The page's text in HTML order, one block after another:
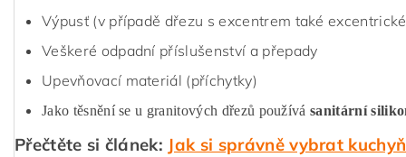
Výpusť (v případě dřezu s excentrem také
Veškeré odpadní příslušenství a přepady
Upevňovací materiál (příchytky)
Jako těsnění se u granitových dřezů používásanitární
Přečtěte si článek: Jak si správně vybrat